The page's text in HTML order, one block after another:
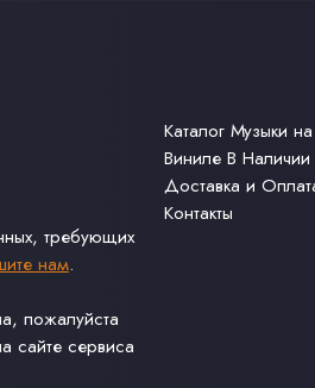
требующих
нам.
пожалуйста
сайте сервиса
Каталог Музыки на
Виниле В Наличии
Доставка и
Контакты